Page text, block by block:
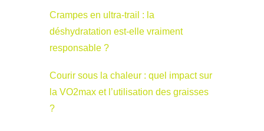
Crampes en ultra-trail : la
déshydratation est-elle vraiment
responsable ?
Courir sous la chaleur : quel impact sur
la VO2max et l’utilisation des graisses
?